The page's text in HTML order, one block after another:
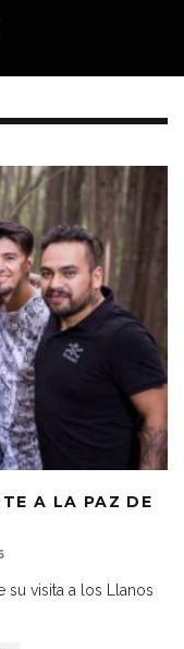
A LA PAZ DE
su visita a los Llanos